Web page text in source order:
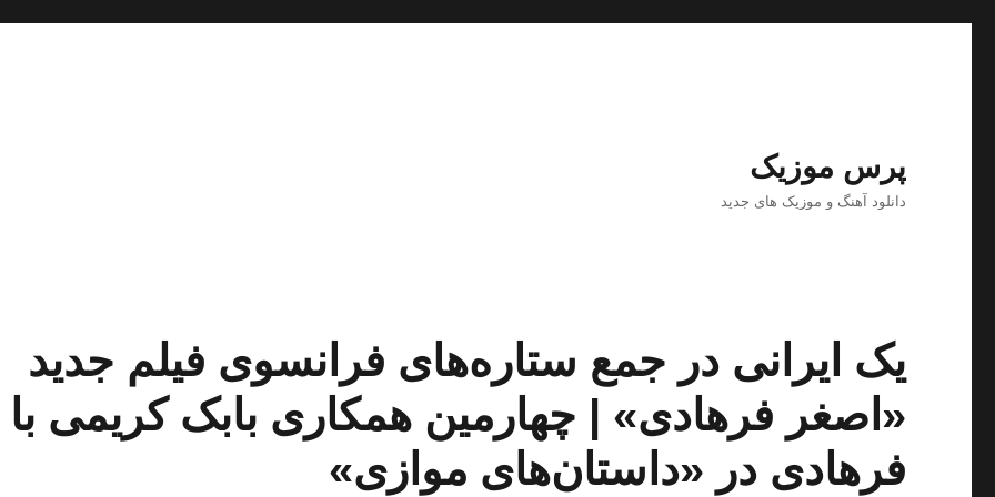
پرس موزیک
دانلود آهنگ و موزیک های جدید
یک ایرانی در جمع ستاره‌های فرانسوی فیلم جدید
«اصغر فرهادی» | چهارمین همکاری بابک کریمی با
فرهادی در «داستان‌های موازی»